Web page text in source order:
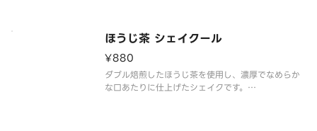
ださい。※写真はイメージです。
ほうじ茶 シェイクール
¥880
ダブル焙煎したほうじ茶を使用し、濃厚でなめらか
な口あたりに仕上げたシェイクです。